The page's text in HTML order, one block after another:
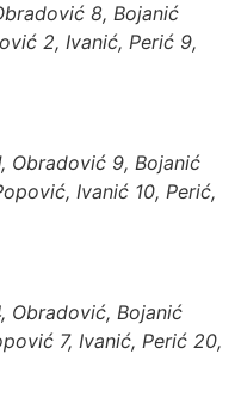
8, Bojanić
2, Ivanić, Perić 9,
Obradović 9, Bojanić
Ivanić 10, Perić,
Obradović, Bojanić
7, Ivanić, Perić 20,